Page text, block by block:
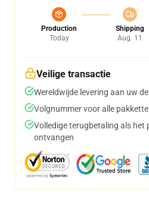
Production
Today
Shipping
Aug. 11
Veilige transactie
Wereldwijde levering aan uw
Volgnummer voor alle
Volledige terugbetaling als het
ontvangen